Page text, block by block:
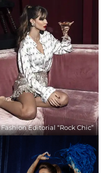
Fashion Editorial “Rock Chic”